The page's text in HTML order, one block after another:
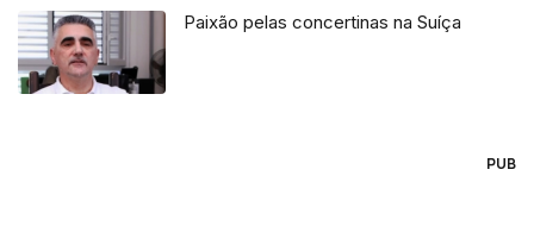
Paixão pelas concertinas na Suíça
PUB